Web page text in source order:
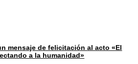
mensaje de felicitación al acto «El
a la humanidad»